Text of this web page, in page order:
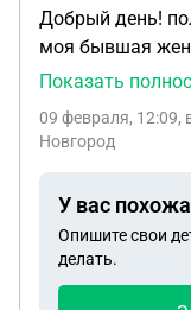
Добрый день! пол года назад я развелся, сейчас
моя бывшая
совместно
она заняла у
было. Могу ли я подать на нее встречный иск по
307 ст. УКРФ?
Показать
09 февраля, 12:09,
Новгород
У вас
Опишите свои
делать.